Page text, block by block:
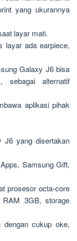
yang ukurannya
layar mati.
layar ada earpiece,
Galaxy J6 bisa
sebagai alternatif
aplikasi pihak
J6 yang disertakan
Samsung Gift,
prosesor octa-core
3GB, storage
cukup oke,